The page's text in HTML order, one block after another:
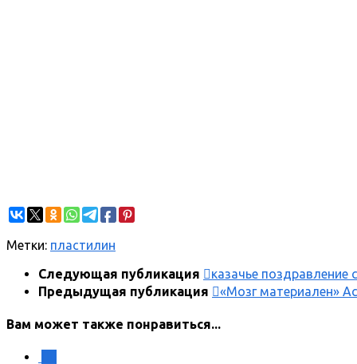
Метки: пластилин
Следующая публикация
казачье
Предыдущая публикация
«Мозг материален»
Вам может также понравиться...